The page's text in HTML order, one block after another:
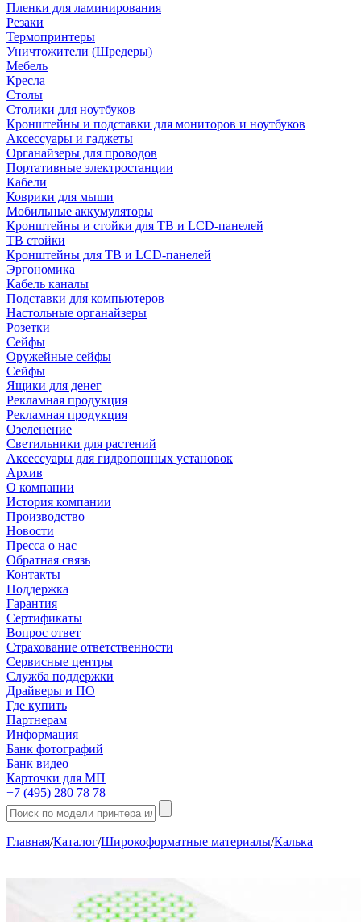
Пленки для ламинирования
Резаки
Термопринтеры
Уничтожители (Шредеры)
Мебель
Кресла
Столы
Столики для ноутбуков
Кронштейны и подставки для мониторов и ноутбуков
Аксессуары и гаджеты
Органайзеры для проводов
Портативные электростанции
Кабели
Коврики для мыши
Мобильные аккумуляторы
Кронштейны и стойки для ТВ и LCD-панелей
ТВ стойки
Кронштейны для ТВ и LCD-панелей
Эргономика
Кабель каналы
Подставки для компьютеров
Настольные органайзеры
Розетки
Сейфы
Оружейные сейфы
Сейфы
Ящики для денег
Рекламная продукция
Рекламная продукция
Озеленение
Светильники для растений
Аксессуары для гидропонных установок
Архив
О компании
История компании
Производство
Новости
Пресса о нас
Обратная связь
Контакты
Поддержка
Гарантия
Сертификаты
Вопрос ответ
Страхование ответственности
Сервисные центры
Служба поддержки
Драйверы и ПО
Где купить
Партнерам
Информация
Банк фотографий
Банк видео
Карточки для МП
+7 (495) 280 78 78
Главная/Каталог/Широкоформатные материалы/Калька